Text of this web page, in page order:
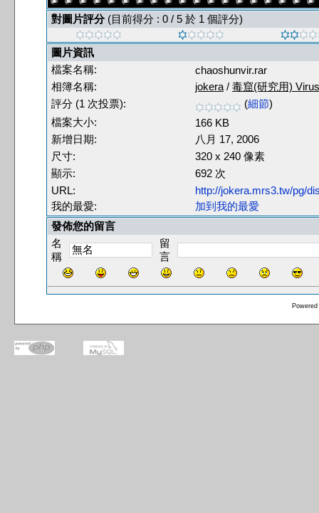
對圖片評分(目前得分 : 0 / 5 於 1 個評分)
圖片資訊
檔案名稱:
chaoshunvir.rar
相簿名稱:
jokera / 毒窟(研究用)
評分 (1 次投票):
(細節)
檔案大小:
166 KB
新增日期:
八月 17, 2006
尺寸:
320 x 240 像素
顯示:
692 次
URL:
http://jokera.mrs3.tw/pg/
我的最愛:
加到我的最愛
發佈您的留言
名
稱
留
言